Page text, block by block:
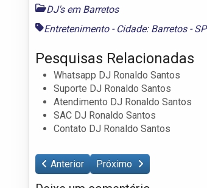
DJ's em Barretos
Entretenimento - Cidade: Barretos - SP
Pesquisas Relacionadas
Whatsapp DJ Ronaldo Santos
Suporte DJ Ronaldo Santos
Atendimento DJ Ronaldo Santos
SAC DJ Ronaldo Santos
Contato DJ Ronaldo Santos
Anterior Próximo